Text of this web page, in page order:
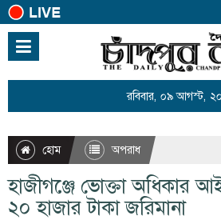
রবিবার, ০৯ আগস্ট,
হোম
জাতীয়
আন্তর্জাতিক
রাজনীতি
খেলাধুলা
বিনোদন
হোম অপরাধ
হাজীগঞ্জে ভোক্তা অধিকার
২০ হাজার টাকা জরিমানা